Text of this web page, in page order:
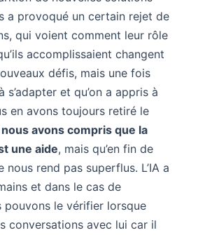
a provoqué un certain rejet de
qui voient comment leur rôle
accomplissaient changent
défis, mais une fois
s’adapter et qu’on a appris à
en avons toujours retiré le
nous avons compris que la
une aide, mais qu’en fin de
nous rend pas superflus. L’IA a
et dans le cas de
pouvons le vérifier lorsque
conversations avec lui car il